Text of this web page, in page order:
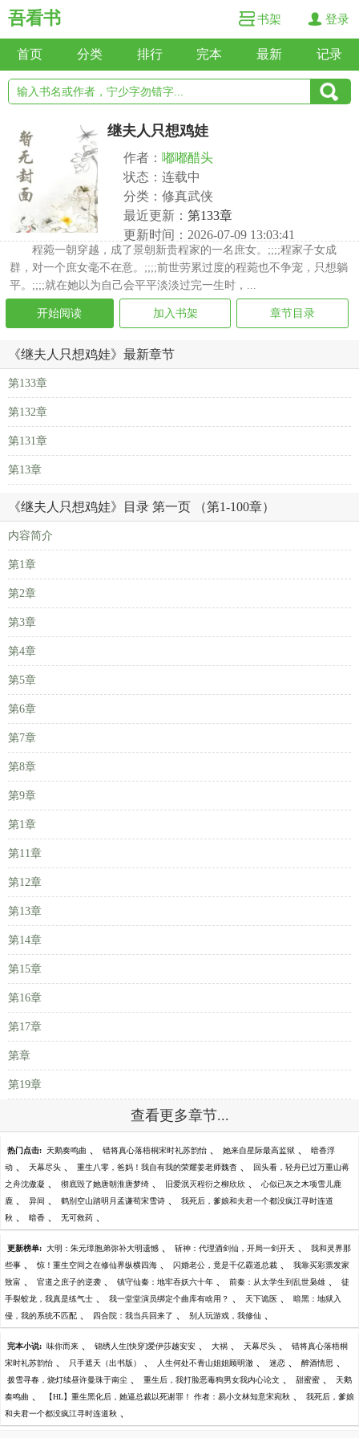
吾看书 书架 登录
首页 分类 排行 完本 最新 记录
继夫人只想鸡娃
作者： 嘟嘟醋头
状态：连载中
分类：修真武侠
最近更新： 第133章
更新时间：2026-07-09 13:03:41
程菀一朝穿越，成了景朝新贵程家的一名庶女。;;;;程家子女成
群，对一个庶女毫不在意。;;;;前世劳累过度的程菀也不争宠，只想躺
平。;;;;就在她以为自己会平平淡淡过完一生时，...
开始阅读 加入书架 章节目录
《继夫人只想鸡娃》最新章节
第133章
第132章
第131章
第13章
《继夫人只想鸡娃》目录 第一页 （第1-100章）
内容简介
第1章
第2章
第3章
第4章
第5章
第6章
第7章
第8章
第9章
第1章
第11章
第12章
第13章
第14章
第15章
第16章
第17章
第章
第19章
查看更多章节...
热门点击: 天鹅奏鸣曲 、 错将真心落梧桐宋时礼苏韵怡 、 她来自星际最高监狱 、 暗香浮
动 、 天幕尽头 、 重生八零，爸妈！我自有我的荣耀姜老师魏杳 、 回头看，轻舟已过万重山蒋
之舟沈傲凝 、 彻底毁了她唐朝淮唐梦绮 、 旧爱泯灭程衍之柳欣欣 、 心似已灰之木项雪儿鹿
鹿 、 异间 、 鹤别空山踏明月孟谦荀宋雪诗 、 我死后，爹娘和夫君一个都没疯江寻时连道
秋 、 暗香 、 无可救药 、
更新榜单: 大明：朱元璋胞弟弥补大明遗憾 、 斩神：代理酒剑仙，开局一剑开天 、 我和灵界那
些事 、 惊！重生空间之在修仙界纵横四海 、 闪婚老公，竟是千亿霸道总裁 、 我靠买彩票发家
致富 、 官道之庶子的逆袭 、 镇守仙秦：地牢吞妖六十年 、 前秦：从太学生到乱世枭雄 、 徒
手裂蛟龙，我真是练气士 、 我一堂堂演员绑定个曲库有啥用？ 、 天下诡医 、 暗黑：地狱入
侵，我的系统不匹配 、 四合院：我当兵回来了 、 别人玩游戏，我修仙 、
完本小说: 味你而来 、 锦绣人生[快穿]爱伊莎越安安 、 大祸 、 天幕尽头 、 错将真心落梧桐
宋时礼苏韵怡 、 只手遮天（出书版） 、 人生何处不青山姐姐顾明澈 、 迷恋 、 醉酒情思 、
拨雪寻春，烧灯续昼许曼珠于南尘 、 重生后，我打脸恶毒狗男女我内心论文 、 甜蜜蜜 、 天鹅
奏鸣曲 、 【HL】重生黑化后，她逼总裁以死谢罪！ 作者：易小文林知意宋宛秋 、 我死后，爹娘
和夫君一个都没疯江寻时连道秋 、